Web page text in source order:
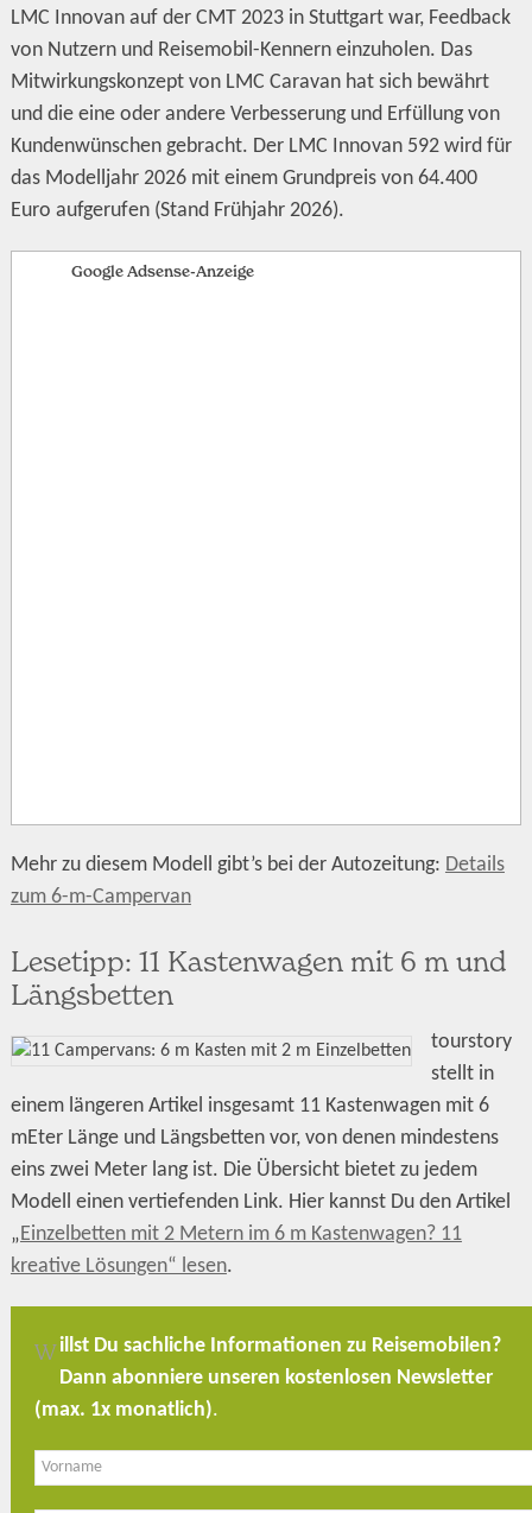
LMC Innovan auf der CMT 2023 in Stuttgart war, Feedback
von Nutzern und Reisemobil-Kennern einzuholen. Das
Mitwirkungskonzept von LMC Caravan hat sich bewährt
und die eine oder andere Verbesserung und Erfüllung von
Kundenwünschen gebracht. Der LMC Innovan 592 wird für
das Modelljahr 2026 mit einem Grundpreis von 64.400
Euro aufgerufen (Stand Frühjahr 2026).
Google Adsense-Anzeige
Mehr zu diesem Modell gibt’s bei der Autozeitung: Details
zum 6-m-Campervan
Lesetipp: 11 Kastenwagen mit 6 m und
Längsbetten
tourstory
stellt in
einem längeren Artikel insgesamt 11 Kastenwagen mit 6
mEter Länge und Längsbetten vor, von denen mindestens
eins zwei Meter lang ist. Die Übersicht bietet zu jedem
Modell einen vertiefenden Link. Hier kannst Du den Artikel
„ Einzelbetten mit 2 Metern im 6 m Kastenwagen? 11
kreative Lösungen“ lesen.
Willst Du sachliche Informationen zu Reisemobilen?
Dann abonniere unseren kostenlosen Newsletter
(max. 1x monatlich).